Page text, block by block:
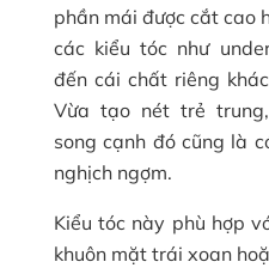
phần mái được cắt cao
các kiểu tóc như
đến cái chất riêng
Vừa tạo nét trẻ
song cạnh đó cũng là
nghịch ngợm.
Kiểu tóc này phù hợp
khuôn mặt trái xoan